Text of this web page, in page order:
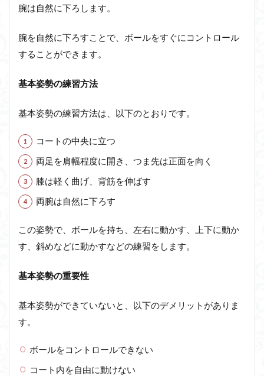
腕は自然に下ろします。
腕を自然に下ろすことで、ボールをすぐにコントロール
することができます。
基本姿勢の練習方法
基本姿勢の練習方法は、以下のとおりです。
コートの中央に立つ
両足を肩幅程度に開き、つま先は正面を向く
膝は軽く曲げ、背筋を伸ばす
両腕は自然に下ろす
この姿勢で、ボールを持ち、左右に動かす、上下に動か
す、斜めなどに動かすなどの練習をします。
基本姿勢の重要性
基本姿勢ができていないと、以下のデメリットがありま
す。
ボールをコントロールできない
コート内を自由に動けない